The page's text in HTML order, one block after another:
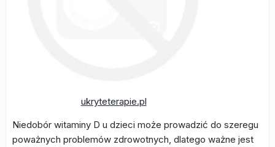
ukryteterapie.pl
Niedobór witaminy D u dzieci może prowadzić do szeregu
poważnych problemów zdrowotnych, dlatego ważne jest